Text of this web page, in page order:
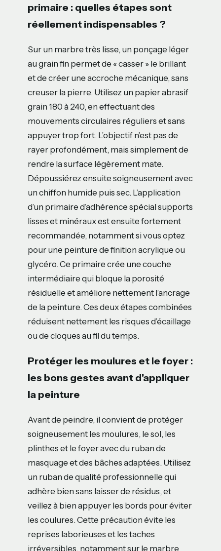
primaire : quelles étapes sont
réellement indispensables ?
Sur un marbre très lisse, un ponçage léger
au grain fin permet de « casser » le brillant
et de créer une accroche mécanique, sans
creuser la pierre. Utilisez un papier abrasif
grain 180 à 240, en effectuant des
mouvements circulaires réguliers et sans
appuyer trop fort. L’objectif n’est pas de
rayer profondément, mais simplement de
rendre la surface légèrement mate.
Dépoussiérez ensuite soigneusement avec
un chiffon humide puis sec. L’application
d’un primaire d’adhérence spécial supports
lisses et minéraux est ensuite fortement
recommandée, notamment si vous optez
pour une peinture de finition acrylique ou
glycéro. Ce primaire crée une couche
intermédiaire qui bloque la porosité
résiduelle et améliore nettement l’ancrage
de la peinture. Ces deux étapes combinées
réduisent nettement les risques d’écaillage
ou de cloques au fil du temps.
Protéger les moulures et le foyer :
les bons gestes avant d’appliquer
la peinture
Avant de peindre, il convient de protéger
soigneusement les moulures, le sol, les
plinthes et le foyer avec du ruban de
masquage et des bâches adaptées. Utilisez
un ruban de qualité professionnelle qui
adhère bien sans laisser de résidus, et
veillez à bien appuyer les bords pour éviter
les coulures. Cette précaution évite les
reprises laborieuses et les taches
irréversibles, notamment sur le marbre